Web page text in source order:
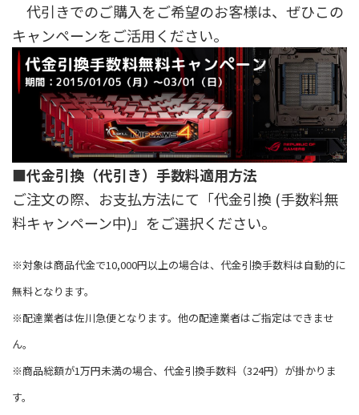
代引きでのご購入をご希望のお客様は、ぜひこの
キャンペーンをご活用ください。
■代金引換（代引き）手数料適用方法
ご注文の際、お支払方法にて「代金引換 (手数料無
料キャンペーン中)」をご選択ください。
※対象は商品代金で10,000円以上の場合は、代金引換手数料は自動的に
無料となります。
※配達業者は佐川急便となります。他の配達業者はご指定はできませ
ん。
※商品総額が1万円未満の場合、代金引換手数料（324円）が掛かりま
す。